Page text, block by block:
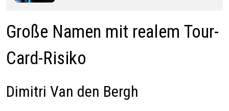
Große Namen mit realem Tour-
Card-Risiko
Dimitri Van den Bergh